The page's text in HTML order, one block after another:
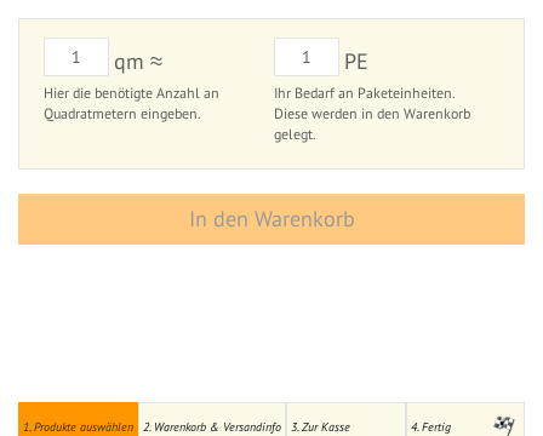
1. Produkte auswählen 2. Warenkorb & Versandinfo 3. Zur Kasse 4. Fertig
qm ≈
Hier die benötigte Anzahl an
Quadratmetern eingeben.
PE
Ihr Bedarf an Paketeinheiten.
Diese werden in den Warenkorb
gelegt.
In den Warenkorb